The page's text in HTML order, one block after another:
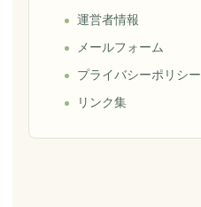
運営者情報
メールフォーム
プライバシーポリシー
リンク集